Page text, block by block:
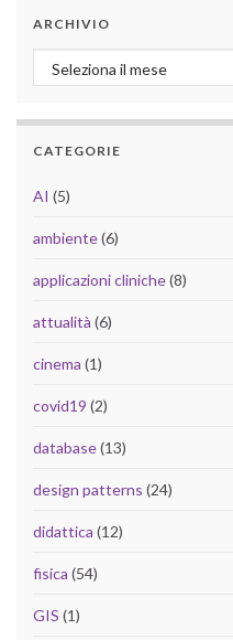
ARCHIVIO
Archivio
CATEGORIE
AI (5)
ambiente(6)
applicazioni cliniche(8)
attualità (6)
cinema (1)
covid19 (2)
database(13)
design patterns (24)
didattica (12)
fisica (54)
GIS (1)